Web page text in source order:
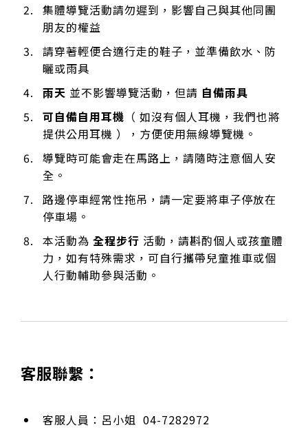
集體導覽活動請勿遲到，影響自己與其他同團
朋友的權益
請穿著輕便合適行走的鞋子，並準備飲水、防
曬或雨具
雨天 並不影響導覽活動，但請 自備雨具
可自備自用耳機 （ 如沒有個人耳機，我們也將
提供公用耳機 ），方便使用無線導覽機。
導覽時可能會走在馬路上，請隨時注意個人安
全。
路邊停車經常性拖吊，請一定要將車子停放在
停車場。
本活動為 全程步行 活動，請斟酌個人或孩童體
力，如有特殊需求，可自行攜帶兒童推車或個
人行動輔助參與活動。
客服聯繫：
客服人員：呂小姐 04-7282972